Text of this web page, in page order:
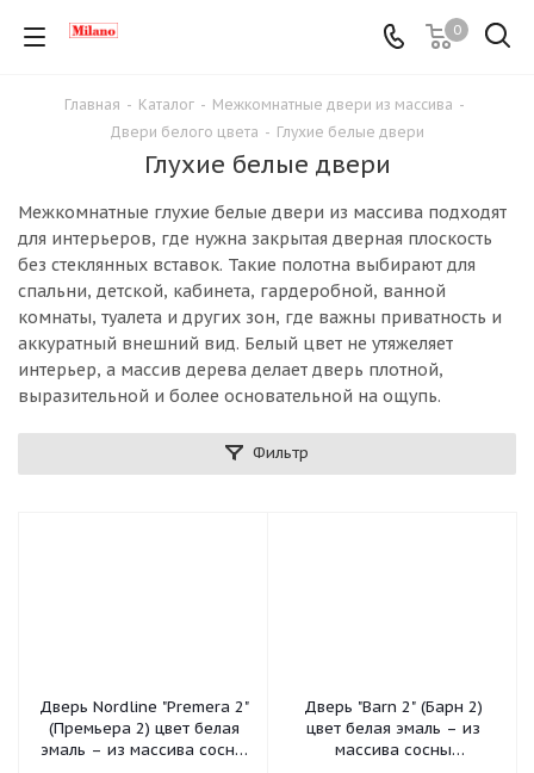
0
Главная - Каталог - Межкомнатные двери из массива -
Двери белого цвета - Глухие белые двери
Глухие белые двери
Межкомнатные глухие белые двери из массива подходят
для интерьеров, где нужна закрытая дверная плоскость
без стеклянных вставок. Такие полотна выбирают для
спальни, детской, кабинета, гардеробной, ванной
комнаты, туалета и других зон, где важны приватность и
аккуратный внешний вид. Белый цвет не утяжеляет
интерьер, а массив дерева делает дверь плотной,
выразительной и более основательной на ощупь.
Фильтр
Дверь Nordline "Premera 2"
(Премьера 2) цвет белая
эмаль – из массива сосны
Дверь "Barn 2" (Барн 2)
цвет белая эмаль – из
массива сосны